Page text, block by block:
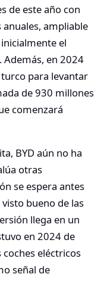
de este año con
ampliable
el
Además, en 2024
para levantar
de 930 millones
comenzará
BYD aún no ha
otras
se espera antes
bueno de las
llega en un
en 2024 de
eléctricos
señal de